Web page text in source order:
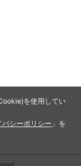
を使用してい
バシーポリシー 」を